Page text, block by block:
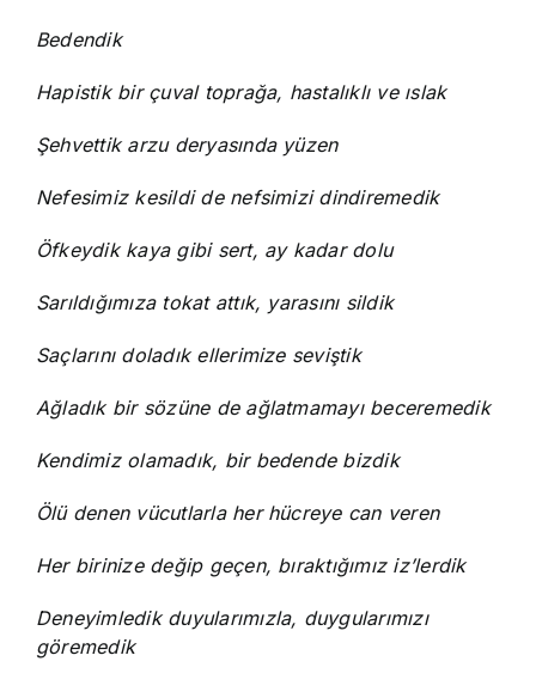
Bedendik
Hapistik bir çuval toprağa, hastalıklı ve ıslak
Şehvettik arzu deryasında yüzen
Nefesimiz kesildi de nefsimizi dindiremedik
Öfkeydik kaya gibi sert, ay kadar dolu
Sarıldığımıza tokat attık, yarasını sildik
Saçlarını doladık ellerimize seviştik
Ağladık bir sözüne de ağlatmamayı beceremedik
Kendimiz olamadık, bir bedende bizdik
Ölü denen vücutlarla her hücreye can veren
Her birinize değip geçen, bıraktığımız iz’lerdik
Deneyimledik duyularımızla, duygularımızı
göremedik